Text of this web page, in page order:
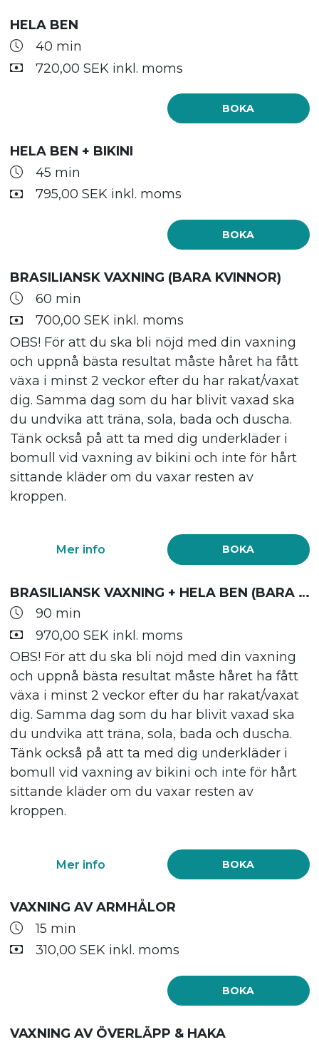
HELA BEN
40 min
720,00 SEK inkl. moms
BOKA
HELA BEN + BIKINI
45 min
795,00 SEK inkl. moms
BOKA
BRASILIANSK VAXNING (BARA KVINNOR)
60 min
700,00 SEK inkl. moms
OBS! För att du ska bli nöjd med din vaxning
och uppnå bästa resultat måste håret ha fått
växa i minst 2 veckor efter du har rakat/vaxat
dig. Samma dag som du har blivit vaxad ska
du undvika att träna, sola, bada och duscha.
Tänk också på att ta med dig underkläder i
bomull vid vaxning av bikini och inte för hårt
sittande kläder om du vaxar resten av
kroppen.
BOKA
Mer info
BRASILIANSK VAXNING + HELA BEN (BARA KVINNOR)
90 min
970,00 SEK inkl. moms
OBS! För att du ska bli nöjd med din vaxning
och uppnå bästa resultat måste håret ha fått
växa i minst 2 veckor efter du har rakat/vaxat
dig. Samma dag som du har blivit vaxad ska
du undvika att träna, sola, bada och duscha.
Tänk också på att ta med dig underkläder i
bomull vid vaxning av bikini och inte för hårt
sittande kläder om du vaxar resten av
kroppen.
BOKA
Mer info
VAXNING AV ARMHÅLOR
15 min
310,00 SEK inkl. moms
BOKA
VAXNING AV ÖVERLÄPP & HAKA